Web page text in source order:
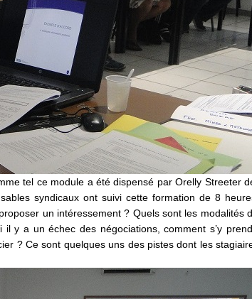
tel ce module a été dispensé par Orelly Streeter
syndicaux ont suivi cette formation de 8
un intéressement ? Quels sont les modalités
y a un échec des négociations, comment s’y
? Ce sont quelques uns des pistes dont les